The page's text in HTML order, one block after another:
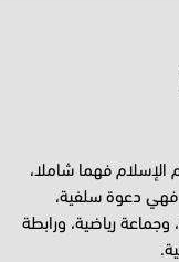
فهما شاملا،
دعوة سلفية،
رياضية، ورابطة